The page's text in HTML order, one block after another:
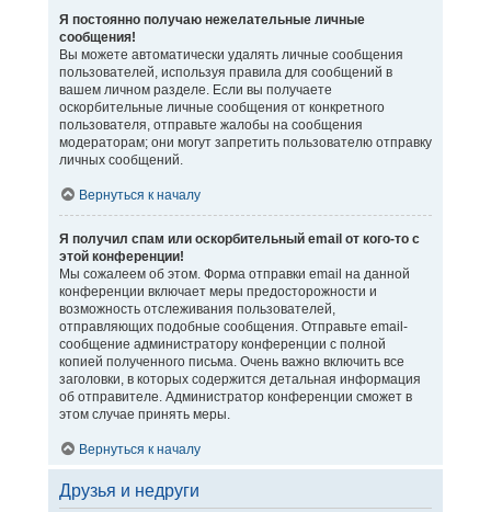
Я постоянно получаю нежелательные личные
сообщения!
Вы можете автоматически удалять личные сообщения
пользователей, используя правила для сообщений в
вашем личном разделе. Если вы получаете
оскорбительные личные сообщения от конкретного
пользователя, отправьте жалобы на сообщения
модераторам; они могут запретить пользователю отправку
личных сообщений.
Вернуться к началу
Я получил спам или оскорбительный email от кого-то с
этой конференции!
Мы сожалеем об этом. Форма отправки email на данной
конференции включает меры предосторожности и
возможность отслеживания пользователей,
отправляющих подобные сообщения. Отправьте email-
сообщение администратору конференции с полной
копией полученного письма. Очень важно включить все
заголовки, в которых содержится детальная информация
об отправителе. Администратор конференции сможет в
этом случае принять меры.
Вернуться к началу
Друзья и недруги